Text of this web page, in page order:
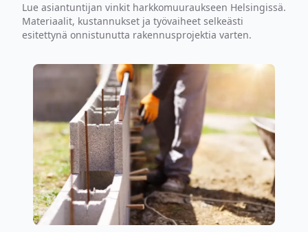
Lue asiantuntijan vinkit harkkomuuraukseen Helsingissä.
Materiaalit, kustannukset ja työvaiheet selkeästi
esitettynä onnistunutta rakennusprojektia varten.